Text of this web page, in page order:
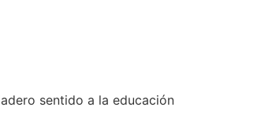
sentido a la educación